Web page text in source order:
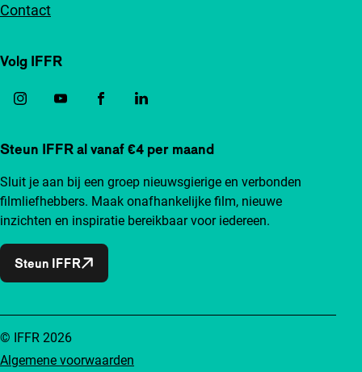
Contact
Volg IFFR
Steun IFFR al vanaf €4 per maand
Sluit je aan bij een groep nieuwsgierige en verbonden
filmliefhebbers. Maak onafhankelijke film, nieuwe
inzichten en inspiratie bereikbaar voor iedereen.
Steun IFFR
Algemene voorwaarden
© IFFR 2026